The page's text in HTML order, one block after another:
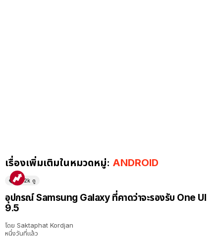
เรื่องเพิ่มเติมในหมวดหมู่: ANDROID
5.2k ดู
อุปกรณ์ Samsung Galaxy ที่คาดว่าจะรองรับ One UI
9.5
โดย Saktaphat Kordjan
หนึ่งวันที่แล้ว